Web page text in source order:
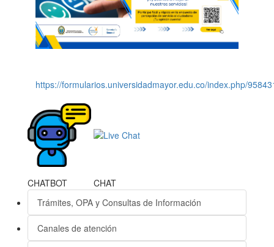
https://formularios.universidadmayor.edu.co/index.php/
CHATBOT
CHAT
Trámites, OPA y Consultas de Información
Canales de atención